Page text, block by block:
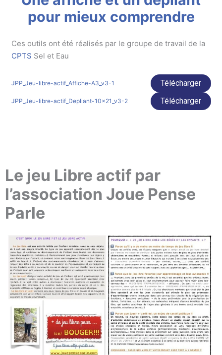
pour mieux comprendre
Ces outils ont été réalisés par le groupe de travail de la
CPTS Sel et Eau
JPP_Jeu-libre-actif_Affiche-A3_v3-1 Télécharger
JPP_Jeu-libre-actif_Depliant-10x21_v3-2 Télécharger
Le jeu Libre actif par
l’association Joue Pense
Parle